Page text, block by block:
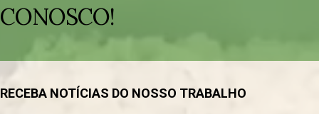
CONOSCO!
RECEBA NOTÍCIAS DO NOSSO TRABALHO